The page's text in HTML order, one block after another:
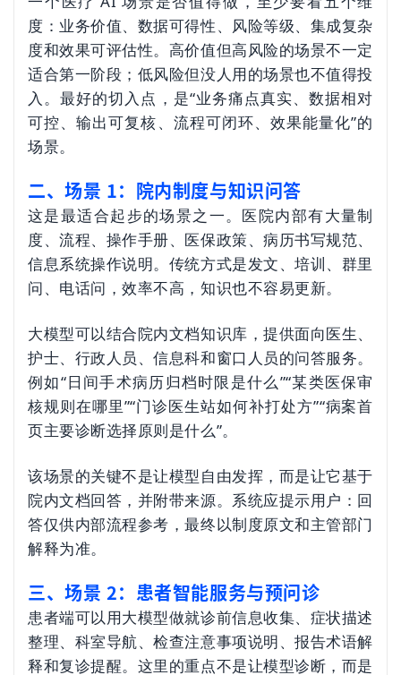
度：业务价值、数据可得性、风险等级、集成复杂
度和效果可评估性。高价值但高风险的场景不一定
适合第一阶段；低风险但没人用的场景也不值得投
入。最好的切入点，是“业务痛点真实、数据相对
可控、输出可复核、流程可闭环、效果能量化”的
场景。
二、场景 1：院内制度与知识问答
这是最适合起步的场景之一。医院内部有大量制
度、流程、操作手册、医保政策、病历书写规范、
信息系统操作说明。传统方式是发文、培训、群里
问、电话问，效率不高，知识也不容易更新。
大模型可以结合院内文档知识库，提供面向医生、
护士、行政人员、信息科和窗口人员的问答服务。
例如“日间手术病历归档时限是什么”“某类医保审
核规则在哪里”“门诊医生站如何补打处方”“病案首
页主要诊断选择原则是什么”。
该场景的关键不是让模型自由发挥，而是让它基于
院内文档回答，并附带来源。系统应提示用户：回
答仅供内部流程参考，最终以制度原文和主管部门
解释为准。
三、场景 2：患者智能服务与预问诊
患者端可以用大模型做就诊前信息收集、症状描述
整理、科室导航、检查注意事项说明、报告术语解
释和复诊提醒。这里的重点不是让模型诊断，而是